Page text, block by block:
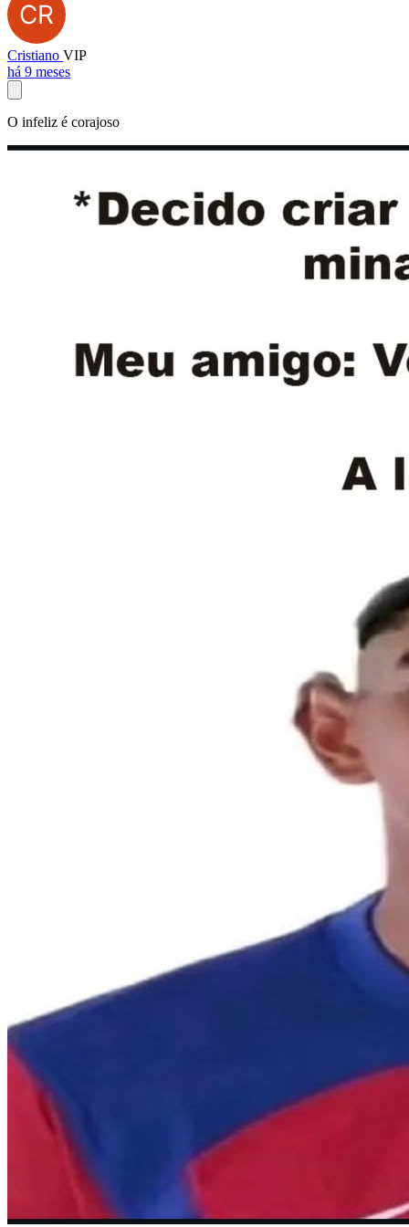
Cristiano VIP
há 9 meses
O infeliz é corajoso